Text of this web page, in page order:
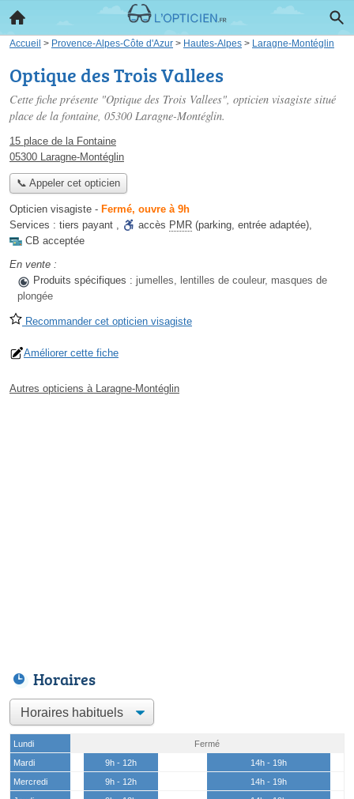
Accueil > Provence-Alpes-Côte d'Azur > Hautes-Alpes > Laragne-Montéglin
Optique des Trois Vallees
Cette fiche présente "Optique des Trois Vallees", opticien visagiste situé
place de la fontaine, 05300 Laragne-Montéglin.
15 place de la Fontaine
05300 Laragne-Montéglin
📞 Appeler cet opticien
Opticien visagiste - Fermé, ouvre à 9h
Services : tiers payant , accès PMR (parking, entrée adaptée),
CB acceptée
En vente :
Produits spécifiques : jumelles, lentilles de couleur, masques de
plongée
Recommander cet opticien visagiste
Améliorer cette fiche
Autres opticiens à Laragne-Montéglin
Horaires
Lundi
Fermé
Mardi
9h - 12h
14h - 19h
Mercredi
9h - 12h
14h - 19h